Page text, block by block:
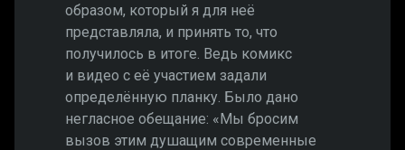
образом, который я для неё
представляла, и принять то, что
получилось в итоге. Ведь комикс
и видео с её участием задали
определённую планку. Было дано
негласное обещание: «Мы бросим
вызов этим душащим современные